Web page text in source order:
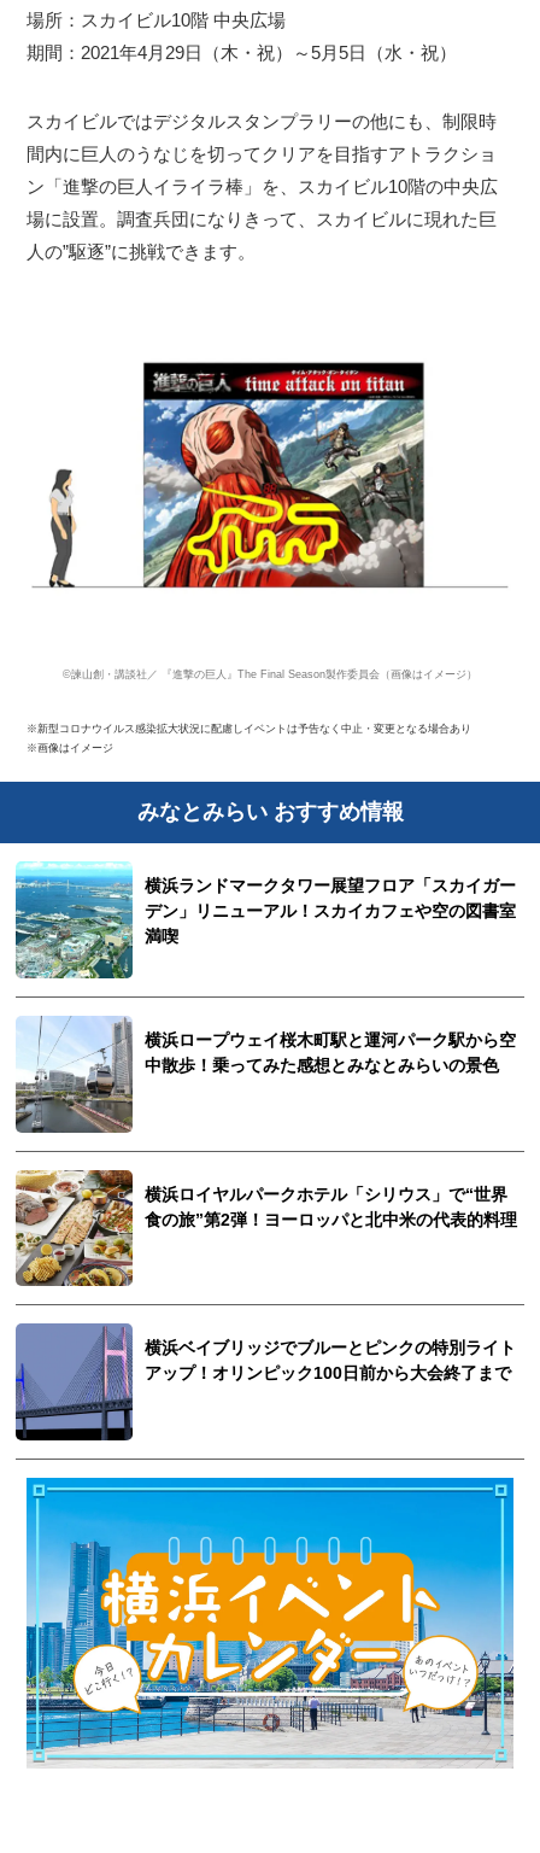
場所：スカイビル10階 中央広場
期間：2021年4月29日（木・祝）～5月5日（水・祝）
スカイビルではデジタルスタンプラリーの他にも、制限時
間内に巨人のうなじを切ってクリアを目指すアトラクショ
ン「進撃の巨人イライラ棒」を、スカイビル10階の中央広
場に設置。調査兵団になりきって、スカイビルに現れた巨
人の”駆逐”に挑戦できます。
©諫山創・講談社／ 『進撃の巨人』The Final Season製作委員会（画像はイメージ）
※新型コロナウイルス感染拡大状況に配慮しイベントは予告なく中止・変更となる場合あり
※画像はイメージ
みなとみらい おすすめ情報
横浜ランドマークタワー展望フロア「スカイガー
デン」リニューアル！スカイカフェや空の図書室
満喫
横浜ロープウェイ桜木町駅と運河パーク駅から空
中散歩！乗ってみた感想とみなとみらいの景色
横浜ロイヤルパークホテル「シリウス」で“世界
食の旅”第2弾！ヨーロッパと北中米の代表的料理
横浜ベイブリッジでブルーとピンクの特別ライト
アップ！オリンピック100日前から大会終了まで